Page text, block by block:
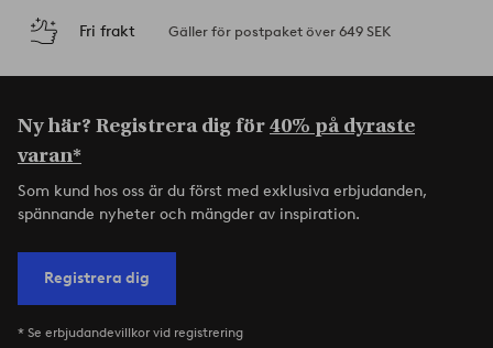
Fri frakt Gäller för postpaket över 649 SEK
Ny här? Registrera dig för40% på dyraste
varan*
Som kund hos oss är du först med exklusiva erbjudanden,
spännande nyheter och mängder av inspiration.
Registrera dig
* Se erbjudandevillkor vid registrering